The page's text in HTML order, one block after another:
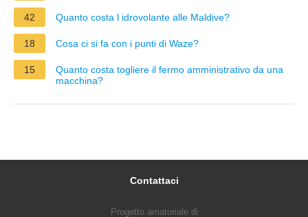
42 Quanto costa l idrovolante alle Maldive?
18 Cosa ci si fa con i punti di Waze?
15
Quanto costa togliere il fermo amministrativo da una
macchina?
Contattaci
Progetto amatoriale di